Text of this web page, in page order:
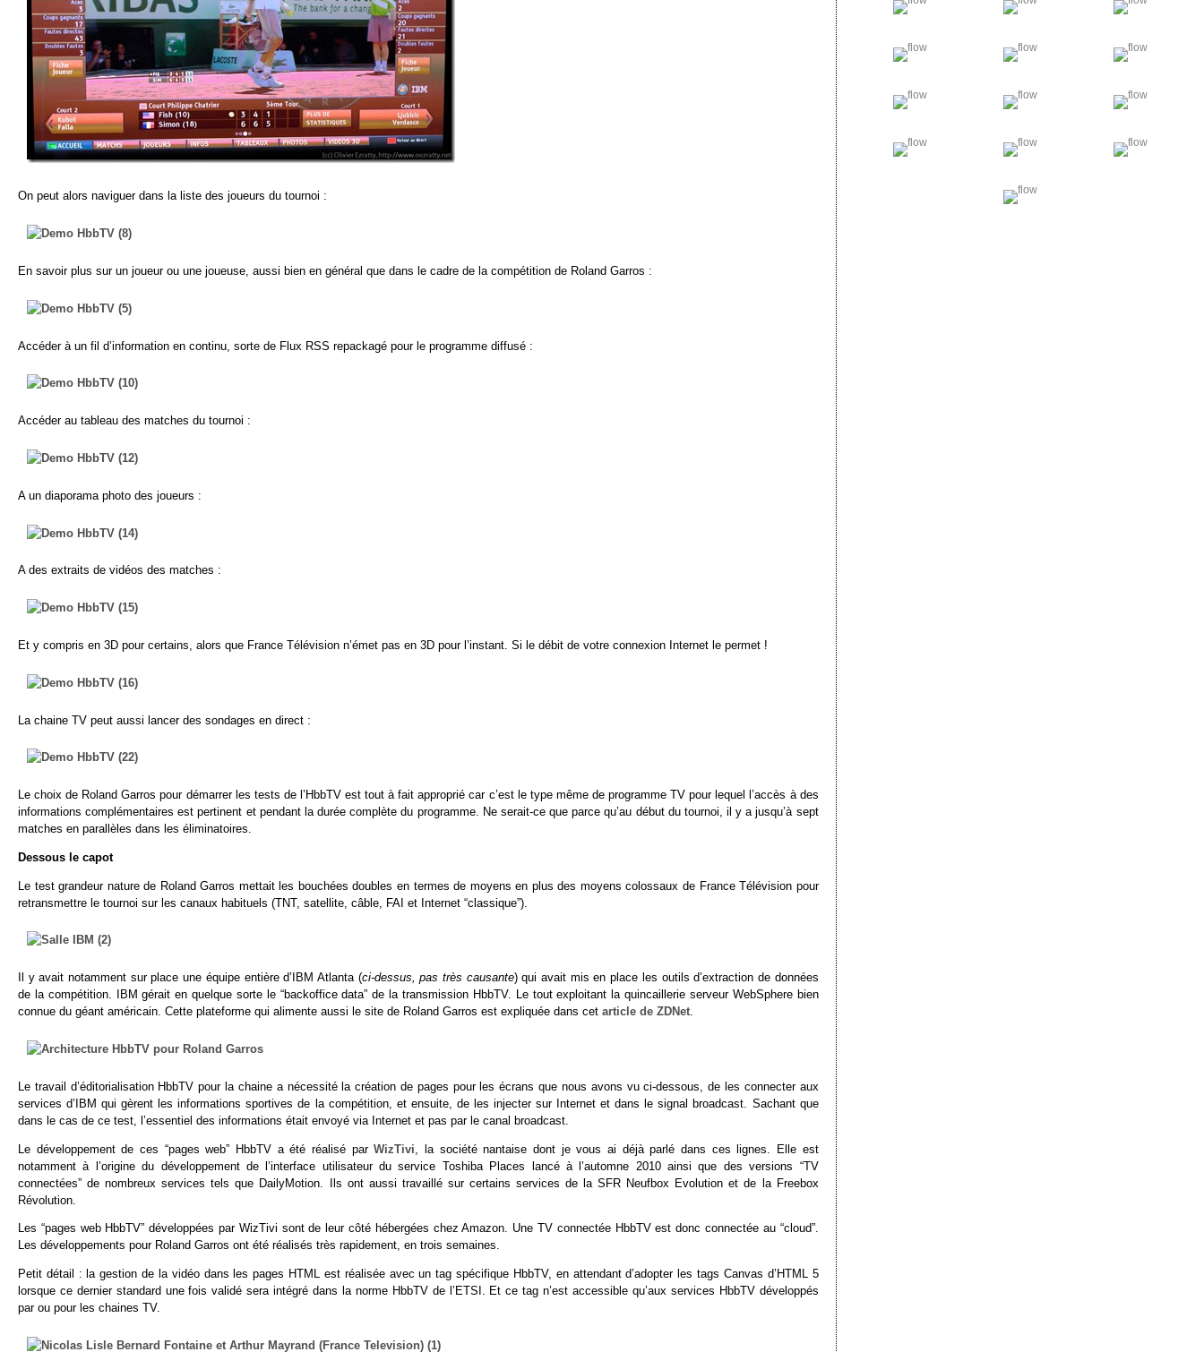
On peut alors naviguer dans la liste des joueurs du tournoi :
En savoir plus sur un joueur ou une joueuse, aussi bien en général que dans le cadre de la compétition de Roland Garros :
Accéder à un fil d’information en continu, sorte de Flux RSS repackagé pour le programme diffusé :
Accéder au tableau des matches du tournoi :
A un diaporama photo des joueurs :
A des extraits de vidéos des matches :
Et y compris en 3D pour certains, alors que France Télévision n’émet pas en 3D pour l’instant. Si le débit de votre connexion Internet le permet !
La chaine TV peut aussi lancer des sondages en direct :
Le choix de Roland Garros pour démarrer les tests de l’HbbTV est tout à fait approprié car c’est le type même de programme TV pour lequel l’accès à des
informations complémentaires est pertinent et pendant la durée complète du programme. Ne serait-ce que parce qu’au début du tournoi, il y a jusqu’à sept
matches en parallèles dans les éliminatoires.
Dessous le capot
Le test grandeur nature de Roland Garros mettait les bouchées doubles en termes de moyens en plus des moyens colossaux de France Télévision pour
retransmettre le tournoi sur les canaux habituels (TNT, satellite, câble, FAI et Internet “classique”).
Il y avait notamment sur place une équipe entière d’IBM Atlanta (ci-dessus, pas très causante) qui avait mis en place les outils d’extraction de données
de la compétition. IBM gérait en quelque sorte le “backoffice data” de la transmission HbbTV. Le tout exploitant la quincaillerie serveur WebSphere bien
connue du géant américain. Cette plateforme qui alimente aussi le site de Roland Garros est expliquée dans cet article de ZDNet.
Le travail d’éditorialisation HbbTV pour la chaine a nécessité la création de pages pour les écrans que nous avons vu ci-dessous, de les connecter aux
services d’IBM qui gèrent les informations sportives de la compétition, et ensuite, de les injecter sur Internet et dans le signal broadcast. Sachant que
dans le cas de ce test, l’essentiel des informations était envoyé via Internet et pas par le canal broadcast.
Le développement de ces “pages web” HbbTV a été réalisé parWizTivi , la société nantaise dont je vous ai déjà parlé dans ces lignes. Elle est
notamment à l’origine du développement de l’interface utilisateur du service Toshiba Places lancé à l’automne 2010 ainsi que des versions “TV
connectées” de nombreux services tels que DailyMotion. Ils ont aussi travaillé sur certains services de la SFR Neufbox Evolution et de la Freebox
Révolution.
Les “pages web HbbTV” développées par WizTivi sont de leur côté hébergées chez Amazon. Une TV connectée HbbTV est donc connectée au “cloud”.
Les développements pour Roland Garros ont été réalisés très rapidement, en trois semaines.
Petit détail : la gestion de la vidéo dans les pages HTML est réalisée avec un tag spécifique HbbTV, en attendant d’adopter les tags Canvas d’HTML 5
lorsque ce dernier standard une fois validé sera intégré dans la norme HbbTV de l’ETSI. Et ce tag n’est accessible qu’aux services HbbTV développés
par ou pour les chaines TV.